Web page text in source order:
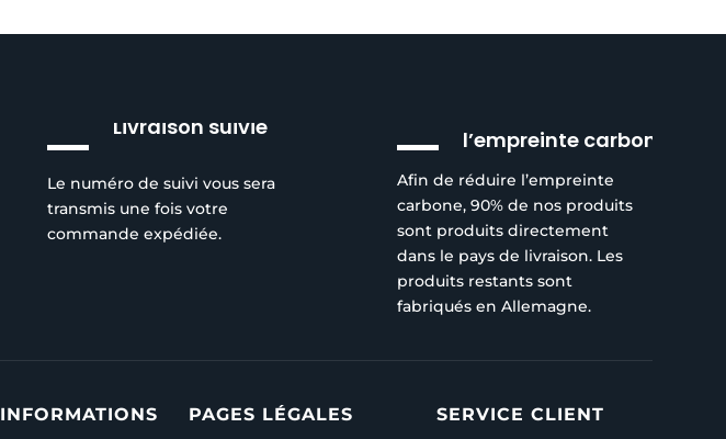
Livraison suivie
Le numéro de suivi vous sera
transmis une fois votre
commande expédiée.
l’empreinte carbone
Afin de réduire l’empreinte
carbone, 90% de nos produits
sont produits directement
dans le pays de livraison. Les
produits restants sont
fabriqués en Allemagne.
INFORMATIONS PAGES LÉGALES SERVICE CLIENT